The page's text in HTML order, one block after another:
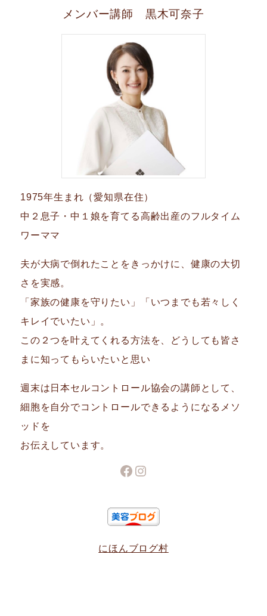
メンバー講師 黒木可奈子
1975年生まれ（愛知県在住）
中２息子・中１娘を育てる高齢出産のフルタイム
ワーママ
夫が大病で倒れたことをきっかけに、健康の大切
さを実感。
「家族の健康を守りたい」「いつまでも若々しく
キレイでいたい」。
この２つを叶えてくれる方法を、どうしても皆さ
まに知ってもらいたいと思い
週末は日本セルコントロール協会の講師として、
細胞を自分でコントロールできるようになるメソ
ッドを
お伝えしています。
Facebook
Instagram
にほんブログ村